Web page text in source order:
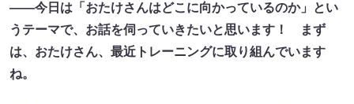
――今日は「おたけさんはどこに向かっているのか」とい
うテーマで、お話を伺っていきたいと思います！ まず
は、おたけさん、最近トレーニングに取り組んでいます
ね。